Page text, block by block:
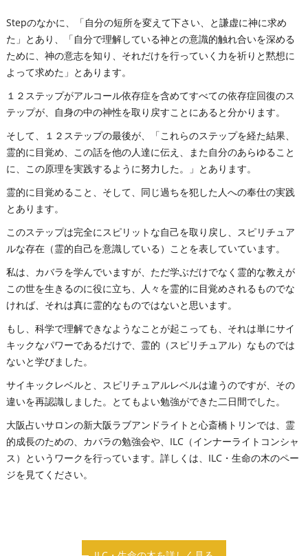
Stepのなかに、「自分の短所を変えて下さい、と謙虚に神に求め
た」とあり、「自分で理解している神との意識的触れ合いを深める
ために、神の意志を知り、それだけを行っていく力を祈りと黙想に
よって求めた」とあります。
１２ステップがアルコール依存症を含めてすべての依存症回復のス
テップが、自身の中の神性を取り戻すことにあると分かります。
そして、１２ステップの最後が、「これらのステップを経た結果、
霊的に目覚め、この話を他の人達に伝え、また自分のあらゆること
に、この原理を実践するように努力した。」とあります。
霊的に目覚めること、そして、同じ過ちを犯した人への奉仕の実践
とあります。
このステップは完全にスピリットな自己を取り戻し、スピリチュア
ルな存在（霊的自己を意識している）ことを表していています。
私は、カバラを学んでいますが、ただ学ぶだけでなく霊的な教えが
この世を生きるのに役に立ち、人々を霊的に目覚めされるものでな
ければ、それは真に霊的なものではないと思います。
もし、科学で理解できなようなことが起こっても、それは単にサイ
キックなパワーであるだけで、霊的（スピリチュアル）なものでは
ないと学びました。
サイキックレベルと、スピリチュアルレベルは違うのですが、その
違いを再認識しました。とてもよい勉強ができた二日間でした。
大阪占いサロンの新大阪ラブアンドライトと心斎橋トリンでは、霊
的成長のための、カバラの勉強会や、ILC（インナーライトコンシャ
ス）というワークを行っています。詳しくは、ILC・生命の木のペー
ジを見てください。